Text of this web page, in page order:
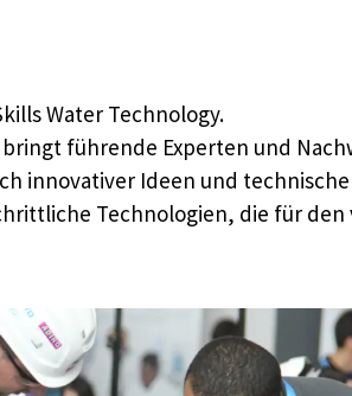
Water Technology.
führende Experten und
innovativer Ideen und
Technologien, die für